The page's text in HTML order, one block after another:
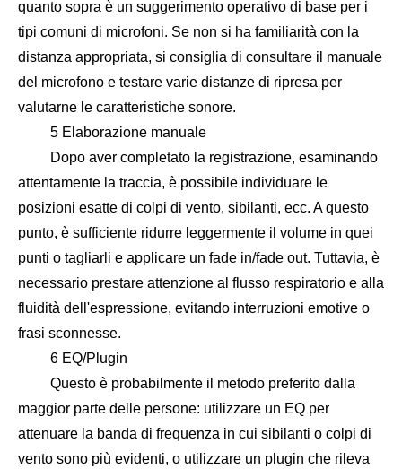
quanto sopra è un suggerimento operativo di base per i
tipi comuni di microfoni. Se non si ha familiarità con la
distanza appropriata, si consiglia di consultare il manuale
del microfono e testare varie distanze di ripresa per
valutarne le caratteristiche sonore.
5 Elaborazione manuale
Dopo aver completato la registrazione, esaminando
attentamente la traccia, è possibile individuare le
posizioni esatte di colpi di vento, sibilanti, ecc. A questo
punto, è sufficiente ridurre leggermente il volume in quei
punti o tagliarli e applicare un fade in/fade out. Tuttavia, è
necessario prestare attenzione al flusso respiratorio e alla
fluidità dell'espressione, evitando interruzioni emotive o
frasi sconnesse.
6 EQ/Plugin
Questo è probabilmente il metodo preferito dalla
maggior parte delle persone: utilizzare un EQ per
attenuare la banda di frequenza in cui sibilanti o colpi di
vento sono più evidenti, o utilizzare un plugin che rileva